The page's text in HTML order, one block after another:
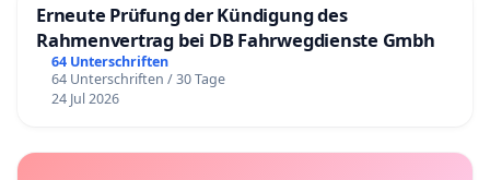
Erneute Prüfung der Kündigung des
Rahmenvertrag bei DB Fahrwegdienste Gmbh
64 Unterschriften
64 Unterschriften / 30 Tage
24 Jul 2026